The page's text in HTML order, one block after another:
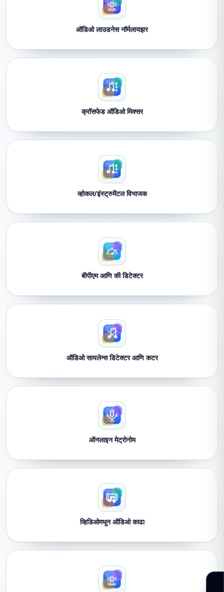
ऑडिओ लाउडनेस नॉर्मलायझर
क्रॉसफेड ऑडिओ मिक्सर
व्होकल/इंस्ट्रुमेंटल विभाजक
बीपीएम आणि की डिटेक्टर
ऑडिओ सायलेन्स डिटेक्टर आणि कटर
ऑनलाइन मेट्रोनोम
व्हिडिओमधून ऑडिओ काढा